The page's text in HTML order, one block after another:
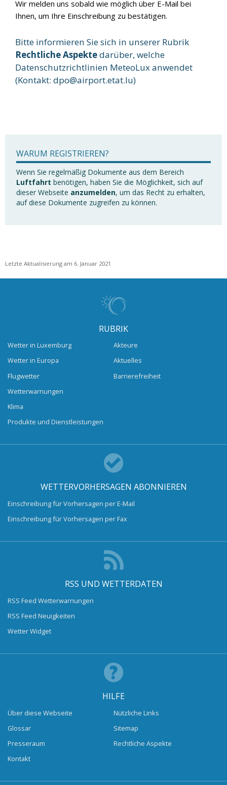
Wir melden uns sobald wie möglich über E-Mail bei
Ihnen, um Ihre Einschreibung zu bestätigen.
Bitte informieren Sie sich in unserer Rubrik
Rechtliche Aspektedarüber, welche
Datenschutzrichtlinien MeteoLux anwendet
(Kontakt: dpo@airport.etat.lu)
WARUM REGISTRIEREN?
Wenn Sie regelmäßig Dokumente aus dem Bereich
Luftfahrt benötigen, haben Sie die Möglichkeit, sich auf
dieser Webseite anzumelden, um das Recht zu erhalten,
auf diese Dokumente zugreifen zu können.
Letzte Aktualisierung am 6. Januar 2021
RUBRIK
Wetter in Luxemburg
Wetter in Europa
Flugwetter
Wetterwarnungen
Klima
Produkte und Dienstleistungen
Akteure
Aktuelles
Barrierefreiheit
WETTERVORHERSAGEN ABONNIEREN
Einschreibung für Vorhersagen per E-Mail
Einschreibung für Vorhersagen per Fax
RSS UND WETTERDATEN
RSS Feed Wetterwarnungen
RSS Feed Neuigkeiten
Wetter Widget
HILFE
Über diese Webseite
Glossar
Presseraum
Kontakt
Nützliche Links
Sitemap
Rechtliche Aspekte